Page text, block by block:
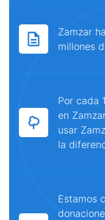
Zamzar
millones
Por cada
en
usar
la
Estamos